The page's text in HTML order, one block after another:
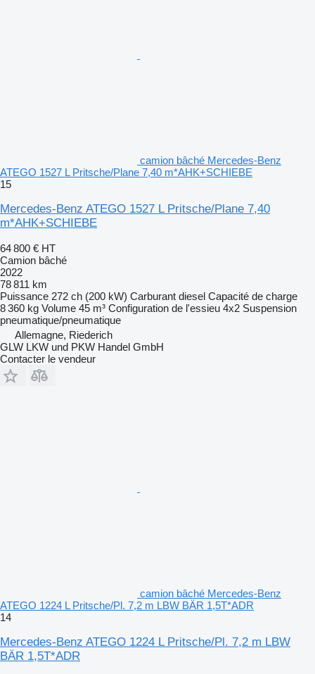
camion bâché Mercedes-Benz
ATEGO 1527 L Pritsche/Plane 7,40 m*AHK+SCHIEBE
15
Mercedes-Benz ATEGO 1527 L Pritsche/Plane 7,40
m*AHK+SCHIEBE
64 800 € HT
Camion bâché
2022
78 811 km
Puissance 272 ch (200 kW) Carburant diesel Capacité de charge
8 360 kg Volume 45 m³ Configuration de l'essieu 4x2 Suspension
pneumatique/pneumatique
Allemagne, Riederich
GLW LKW und PKW Handel GmbH
Contacter le vendeur
camion bâché Mercedes-Benz
ATEGO 1224 L Pritsche/Pl. 7,2 m LBW BÄR 1,5T*ADR
14
Mercedes-Benz ATEGO 1224 L Pritsche/Pl. 7,2 m LBW
BÄR 1,5T*ADR